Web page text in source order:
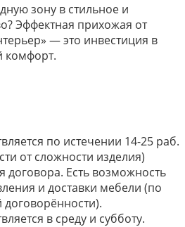
зону в стильное и
Эффектная прихожая от
— это инвестиция в
комфорт.
по истечении 14-25 раб.
от сложности изделия)
договора. Есть возможность
и доставки мебели (по
в среду и субботу.